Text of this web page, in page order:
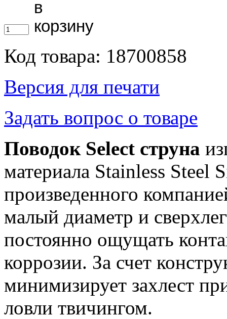
Код товара: 18700858
Версия для печати
Задать вопрос о товаре
Поводок Select струна
материала Stainless Steel
произведенного
малый диаметр и
постоянно ощущать
коррозии. За счет
минимизирует захлест
ловли твичингом.